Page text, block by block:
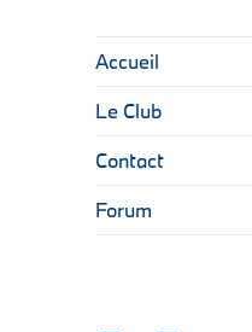
Accueil
Le Club
Contact
Forum